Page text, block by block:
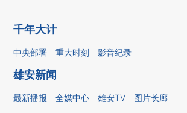
千年大计
中央部署 重大时刻 影音纪录
雄安新闻
最新播报 全媒中心 雄安TV 图片长廊